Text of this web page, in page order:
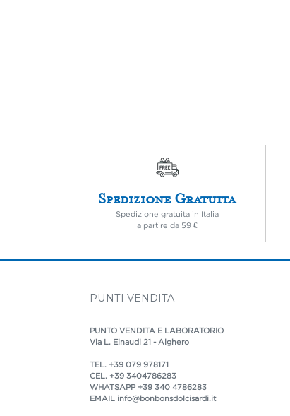
Spedizione Gratuita
Spedizione gratuita in Italia
a partire da 59 €
PUNTI VENDITA
PUNTO VENDITA E LABORATORIO
Via L. Einaudi 21 - Alghero
TEL. +39 079 978171
CEL. +39 3404786283
WHATSAPP +39 340 4786283
EMAIL info@bonbonsdolcisardi.it